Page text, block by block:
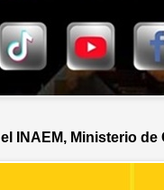
INAEM, Ministerio de